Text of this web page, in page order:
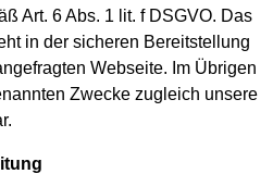
Art. 6 Abs. 1 lit. f DSGVO. Das
in der sicheren Bereitstellung
Webseite. Im Übrigen
Zwecke zugleich unsere